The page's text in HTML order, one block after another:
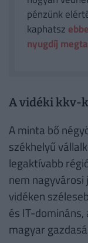
pénzünk
kaphatsz
nyugdíj
A vidéki kkv-
A minta bő
székhelyű
legaktívabb
nem nagyvárosi
vidéken
és IT-
magyar